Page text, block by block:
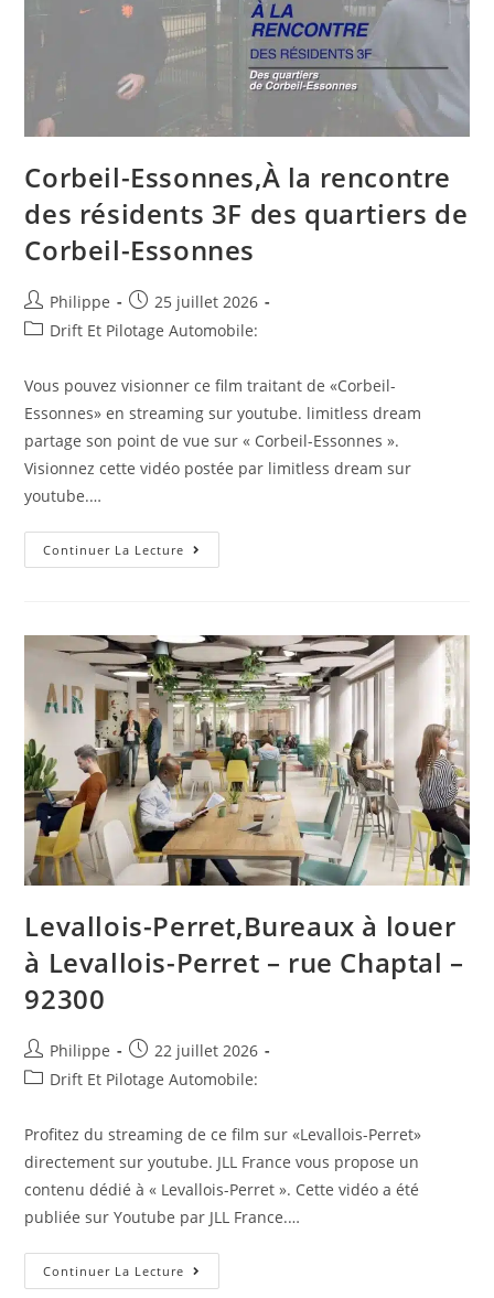
Corbeil-Essonnes,À la rencontre
des résidents 3F des quartiers de
Corbeil-Essonnes
Auteur/autrice
de
Philippe
Post
published:
25 juillet 2026
PostDrift Et Pilotage Automobile:
Vous pouvez visionner ce film traitant de «Corbeil-
Essonnes» en streaming sur youtube. limitless dream
partage son point de vue sur « Corbeil-Essonnes ».
Visionnez cette vidéo postée par limitless dream sur
youtube.…
Continuer La Lecture Corbeil-
Essonnes,À
3F
Des
Quartiers
De
Corbeil-
Essonnes
Levallois-Perret,Bureaux à louer
à Levallois-Perret – rue Chaptal –
92300
Auteur/autrice
de
Philippe
Post
published:
22 juillet 2026
PostDrift Et Pilotage Automobile:
Profitez du streaming de ce film sur «Levallois-Perret»
directement sur youtube. JLL France vous propose un
contenu dédié à « Levallois-Perret ». Cette vidéo a été
publiée sur Youtube par JLL France.…
Continuer La Lecture Levallois-
Perret,Bureaux